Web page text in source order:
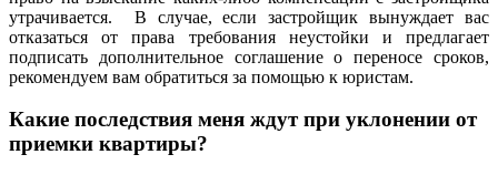
утрачивается. В случае, если застройщик вынуждает вас
отказаться от права требования неустойки и предлагает
подписать дополнительное соглашение о переносе сроков,
рекомендуем вам обратиться за помощью к юристам.
Какие последствия меня ждут при уклонении от
приемки квартиры?